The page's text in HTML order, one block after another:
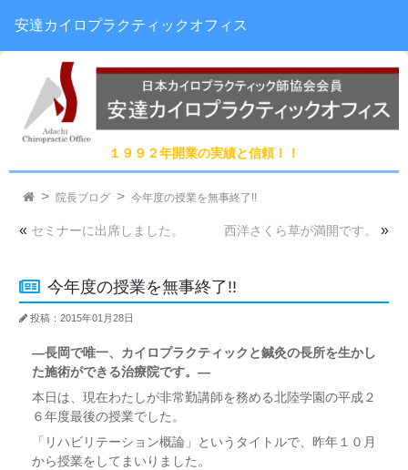
１９９２年開業の実績と信頼！！
安達カイロプラクティックオフィス
院長ブログ 今年度の授業を無事終了!!
« セミナーに出席しました。 西洋さくら草が満開です。 »
今年度の授業を無事終了!!
投稿：2015年01月28日
―長岡で唯一、カイロプラクティックと鍼灸の長所を生かし
た施術ができる治療院です。―
本日は、現在わたしが非常勤講師を務める北陸学園の平成２
６年度最後の授業でした。
「リハビリテーション概論」というタイトルで、昨年１０月
から授業をしてまいりました。